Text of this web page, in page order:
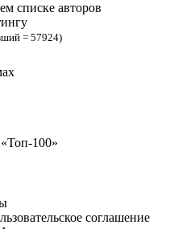
списке авторов
= 57924)
100»
соглашение